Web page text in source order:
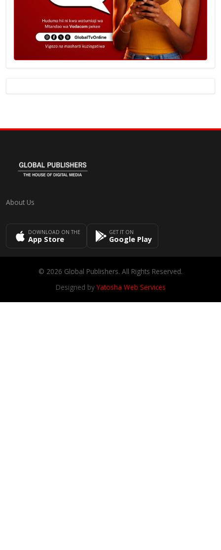
About Us
DOWNLOAD ON THE
App Store
GET IT ON
Google Play
© 2026 Global Publishers. All Rights Reserved.
Designed byYatosha Web Services